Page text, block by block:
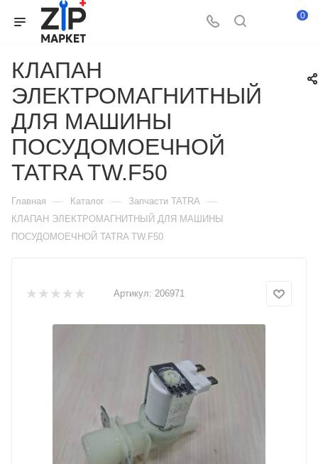
0
КЛАПАН
ЭЛЕКТРОМАГНИТНЫЙ
ДЛЯ МАШИНЫ
ПОСУДОМОЕЧНОЙ
TATRA TW.F50
Главная — Каталог — Запчасти TATRA —
КЛАПАН ЭЛЕКТРОМАГНИТНЫЙ ДЛЯ МАШИНЫ
ПОСУДОМОЕЧНОЙ TATRA TW.F50
Артикул: 206971